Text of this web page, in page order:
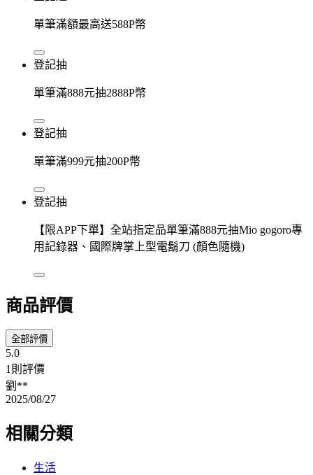
單筆滿額最高送588P幣
登記抽
單筆滿888元抽2888P幣
登記抽
單筆滿999元抽200P幣
登記抽
【限APP下單】全站指定品單筆滿888元抽Mio gogoro專
用記錄器、國際牌掌上型電鬍刀 (顏色隨機)
商品評價
全部評價
5.0
1則評價
劉**
2025/08/27
相關分類
生活